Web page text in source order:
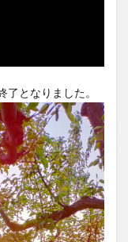
となりました。